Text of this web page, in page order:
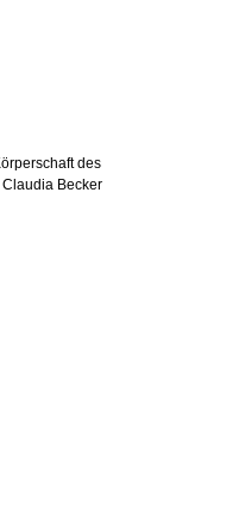
des
Becker